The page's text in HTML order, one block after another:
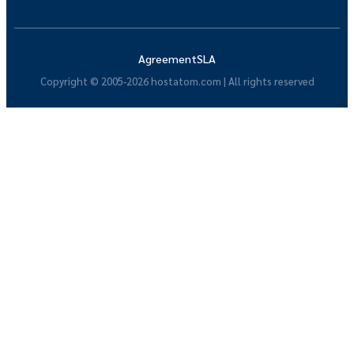
Copyright © 2005-2026 hostatom.com | All rights reserved
AgreementSLA